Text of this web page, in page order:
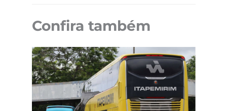
Confira também